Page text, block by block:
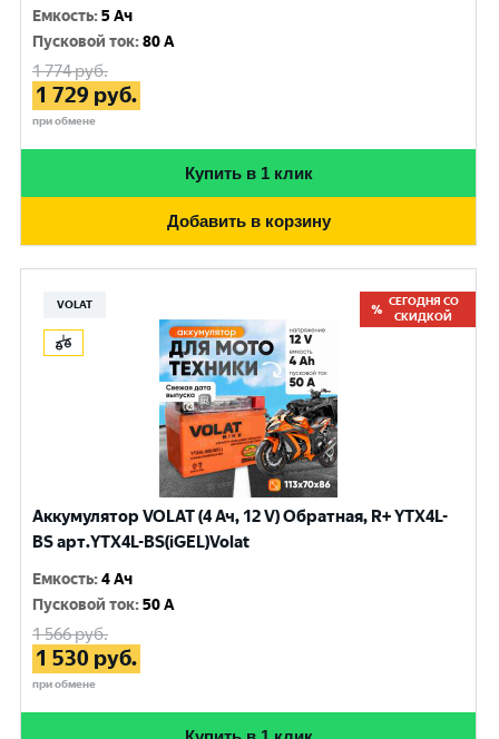
Емкость:5 Ач
Пусковой ток:80 A
1 774руб.
1 729 руб.
при обмене
Купить в 1 клик
Добавить в корзину
VOLAT
СЕГОДНЯ СО
СКИДКОЙ
Аккумулятор VOLAT (4 Ач, 12 V) Обратная, R+ YTX4L-
BS арт.YTX4L-BS(iGEL)Volat
Емкость:4 Ач
Пусковой ток:50 A
1 566руб.
1 530 руб.
при обмене